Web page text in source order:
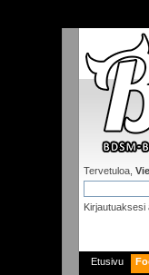
Tervetuloa,
Kirjautuaksesi
Etusivu